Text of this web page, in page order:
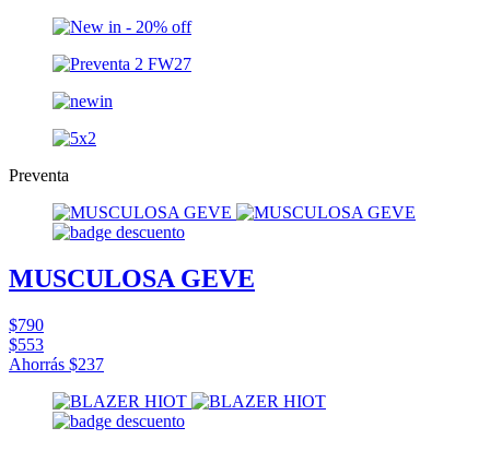
Preventa
MUSCULOSA GEVE
$790
$553
Ahorrás $237